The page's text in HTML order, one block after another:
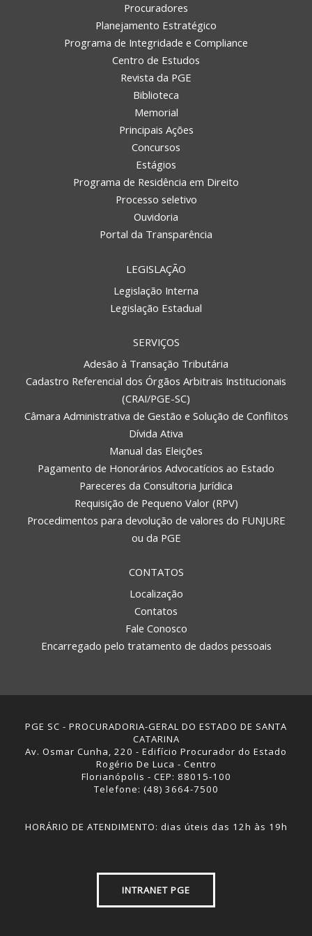
Procuradores
Planejamento Estratégico
Programa de Integridade e Compliance
Centro de Estudos
Revista da PGE
Biblioteca
Memorial
Principais Ações
Concursos
Estágios
Programa de Residência em Direito
Processo seletivo
Ouvidoria
Portal da Transparência
LEGISLAÇÃO
Legislação Interna
Legislação Estadual
SERVIÇOS
Adesão à Transação Tributária
Cadastro Referencial dos Órgãos Arbitrais Institucionais
(CRAI/PGE-SC)
Câmara Administrativa de Gestão e Solução de Conflitos
Dívida Ativa
Manual das Eleições
Pagamento de Honorários Advocatícios ao Estado
Pareceres da Consultoria Jurídica
Requisição de Pequeno Valor (RPV)
Procedimentos para devolução de valores do FUNJURE
ou da PGE
CONTATOS
Localização
Contatos
Fale Conosco
Encarregado pelo tratamento de dados pessoais
PGE SC - PROCURADORIA-GERAL DO ESTADO DE SANTA
CATARINA
Av. Osmar Cunha, 220 - Edifício Procurador do Estado
Rogério De Luca - Centro
Florianópolis - CEP: 88015-100
Telefone: (48) 3664-7500
HORÁRIO DE ATENDIMENTO: dias úteis das 12h às 19h
INTRANET PGE